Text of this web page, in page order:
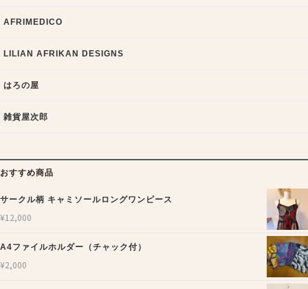
AFRIMEDICO
LILIAN AFRIKAN DESIGNS
はろの屋
雑貨屋次郎
おすすめ商品
サークル柄 キャミソールロングワンピース
¥12,000
A4ファイルホルダー（チャック付）
¥2,000